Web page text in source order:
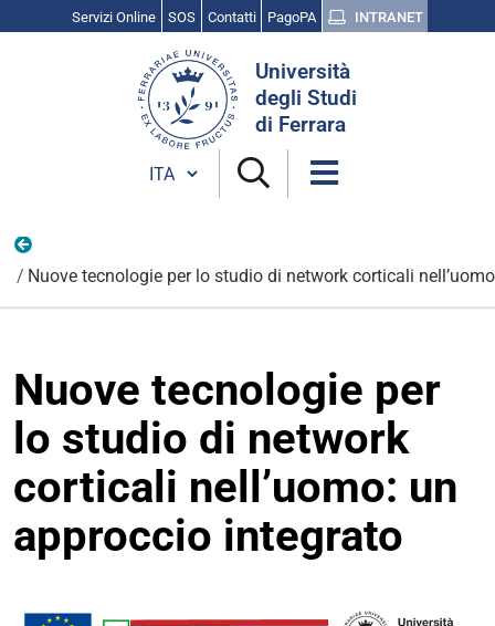
Servizi Online SOS Contatti PagoPA INTRANET
Università
degli Studi
di Ferrara
Cambia lingua
Nuove tecnologie per lo studio di network corticali
Nuove tecnologie per
lo studio di network
corticali nell’uomo: un
approccio integrato